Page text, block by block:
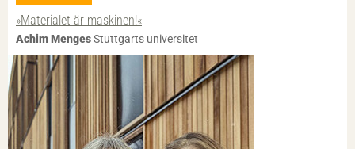
»Materialet är maskinen!«
Achim MengesStuttgarts universitet